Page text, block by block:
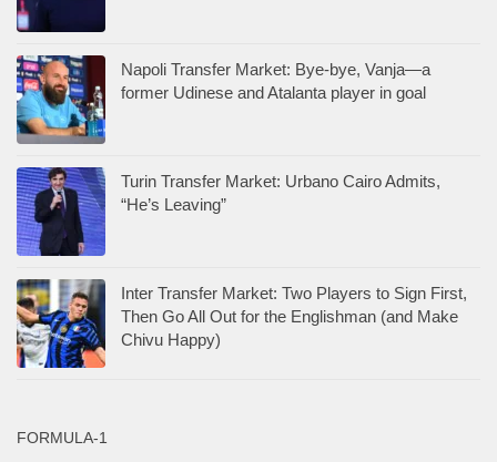
Napoli Transfer Market: Bye-bye, Vanja—a
former Udinese and Atalanta player in goal
Turin Transfer Market: Urbano Cairo Admits,
“He’s Leaving”
Inter Transfer Market: Two Players to Sign First,
Then Go All Out for the Englishman (and Make
Chivu Happy)
FORMULA-1